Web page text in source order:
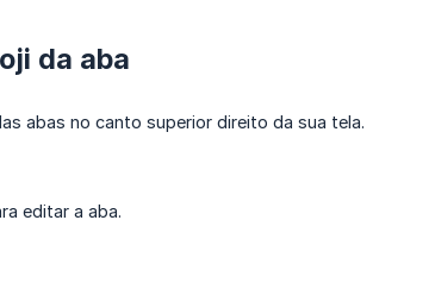
da aba
abas no canto superior direito da sua tela.
editar a aba.